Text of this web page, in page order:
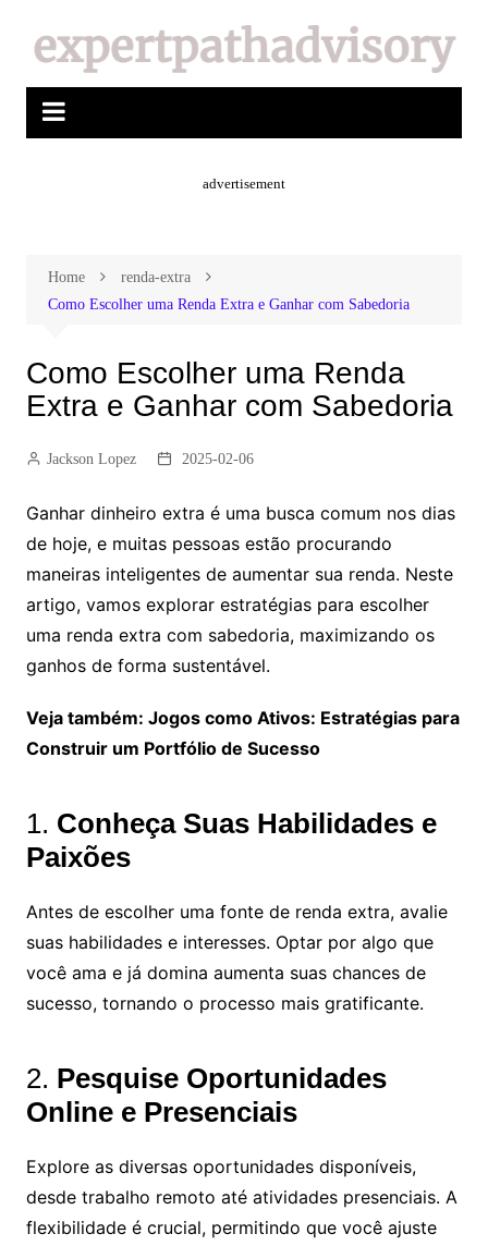
advertisement
Home
renda-extra
Como Escolher uma Renda Extra e Ganhar com Sabedoria
Como Escolher uma Renda
Extra e Ganhar com Sabedoria
Jackson Lopez 2025-02-06
Ganhar dinheiro extra é uma busca comum nos dias
de hoje, e muitas pessoas estão procurando
maneiras inteligentes de aumentar sua renda. Neste
artigo, vamos explorar estratégias para escolher
uma renda extra com sabedoria, maximizando os
ganhos de forma sustentável.
Veja também: Jogos como Ativos: Estratégias para
Construir um Portfólio de Sucesso
1. Conheça Suas Habilidades e
Paixões
Antes de escolher uma fonte de renda extra, avalie
suas habilidades e interesses. Optar por algo que
você ama e já domina aumenta suas chances de
sucesso, tornando o processo mais gratificante.
2. Pesquise Oportunidades
Online e Presenciais
Explore as diversas oportunidades disponíveis,
desde trabalho remoto até atividades presenciais. A
flexibilidade é crucial, permitindo que você ajuste